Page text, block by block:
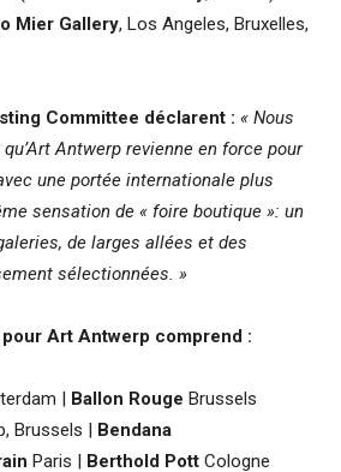
Mier Gallery, Los Angeles, Bruxelles,
Committee déclarent : « Nous
Antwerp revienne en force pour
une portée internationale plus
sensation de « foire boutique »: un
de larges allées et des
sélectionnées. »
Art Antwerp comprend :
| Ballon Rouge Brussels
Brussels | Bendana
Paris | Berthold Pott Cologne